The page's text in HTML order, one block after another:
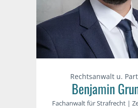
Rechtsanwalt u.
Benjamin
Fachanwalt für Strafrecht |